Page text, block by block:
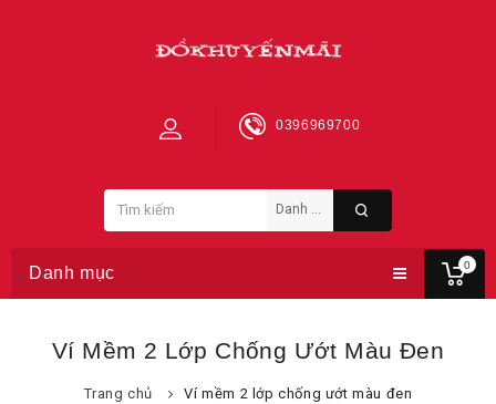
0
0396969700
Danh mục
Ví Mềm 2 Lớp Chống Ướt Màu Đen
Trang chủ Ví mềm 2 lớp chống ướt màu đen